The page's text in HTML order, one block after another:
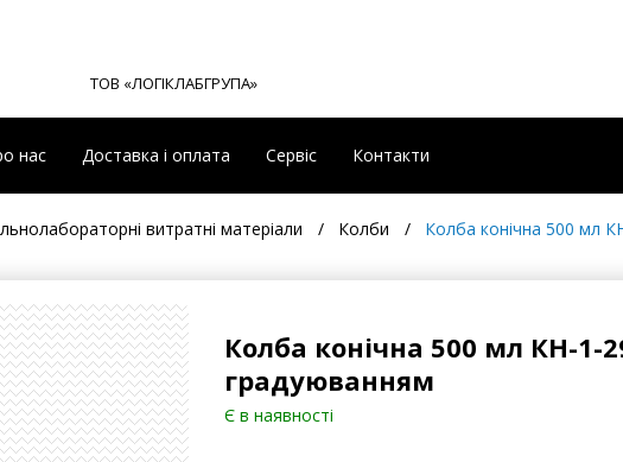
ТОВ «ЛОГІКЛАБГРУПА»
Колба конічна 500 мл КН-1-